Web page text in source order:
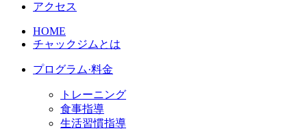
アクセス
HOME
チャックジムとは
プログラム·料金
トレーニング
食事指導
生活習慣指導